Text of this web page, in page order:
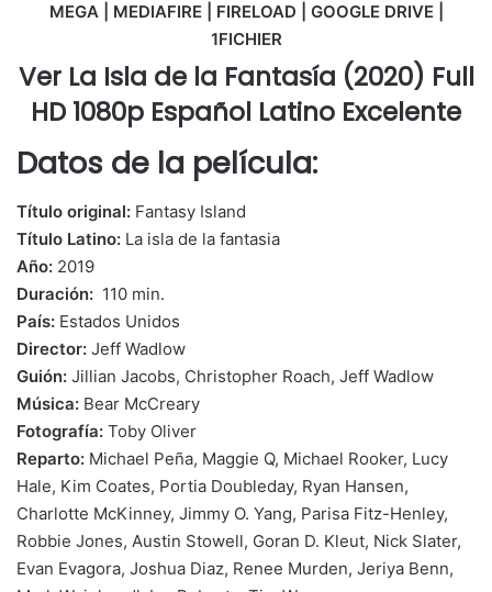
MEGA | MEDIAFIRE | FIRELOAD | GOOGLE DRIVE |
1FICHIER
Ver La Isla de la Fantasía (2020) Full
HD 1080p Español Latino Excelente
Datos de la película:
Título original: Fantasy Island
Título Latino: La isla de la fantasia
Año: 2019
Duración: 110 min.
País: Estados Unidos
Director: Jeff Wadlow
Guión: Jillian Jacobs, Christopher Roach, Jeff Wadlow
Música: Bear McCreary
Fotografía: Toby Oliver
Reparto: Michael Peña, Maggie Q, Michael Rooker, Lucy
Hale, Kim Coates, Portia Doubleday, Ryan Hansen,
Charlotte McKinney, Jimmy O. Yang, Parisa Fitz-Henley,
Robbie Jones, Austin Stowell, Goran D. Kleut, Nick Slater,
Evan Evagora, Joshua Diaz, Renee Murden, Jeriya Benn,